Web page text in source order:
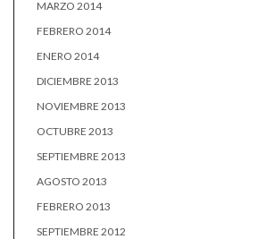
MARZO 2014
FEBRERO 2014
ENERO 2014
DICIEMBRE 2013
NOVIEMBRE 2013
OCTUBRE 2013
SEPTIEMBRE 2013
AGOSTO 2013
FEBRERO 2013
SEPTIEMBRE 2012